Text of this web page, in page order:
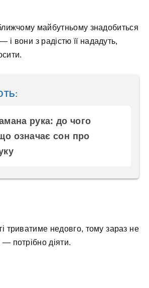
майбутньому знадобиться
і вони з радістю її нададуть,
рука: до чого
означає сон про
триватиме недовго, тому зараз не
потрібно діяти.